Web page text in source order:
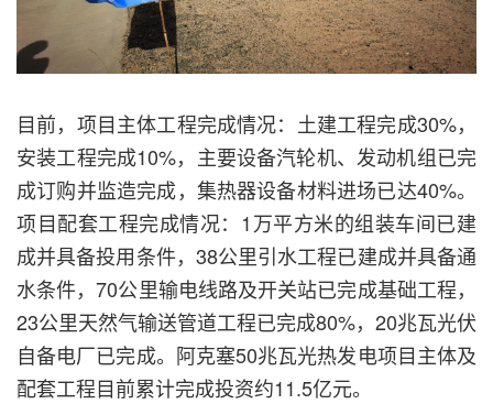
目前，项目主体工程完成情况：土建工程完成30%，
安装工程完成10%，主要设备汽轮机、发动机组已完
成订购并监造完成，集热器设备材料进场已达40%。
项目配套工程完成情况：1万平方米的组装车间已建
成并具备投用条件，38公里引水工程已建成并具备通
水条件，70公里输电线路及开关站已完成基础工程，
23公里天然气输送管道工程已完成80%，20兆瓦光伏
自备电厂已完成。阿克塞50兆瓦光热发电项目主体及
配套工程目前累计完成投资约11.5亿元。